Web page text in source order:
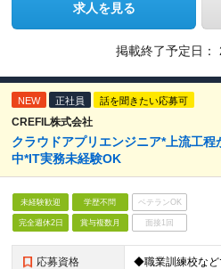
求人を見る
掲載終了予定日：
NEW 正社員 話を聞きたい応募可
CREFIL株式会社
クラウドアプリエンジニア*上流工
中*IT実務未経験OK
未経験歓迎 学歴不問 ベテランOK
完全週休2日 賞与複数月 面接1回
応募資格